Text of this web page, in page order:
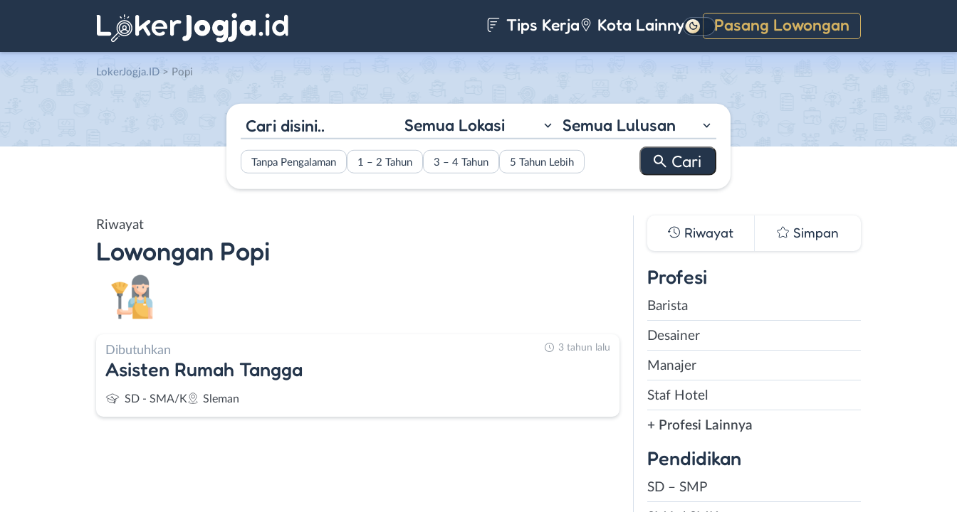
Tips Kerja Kota Lainnya Pasang Lowongan
Gelap
LokerJogja.ID > Popi
Semua Lokasi Semua Lulusan
Tanpa Pengalaman 1 – 2 Tahun 3 – 4 Tahun 5 Tahun Lebih
Riwayat
Lowongan Popi
Dibutuhkan
Asisten Rumah Tangga
SD - SMA/K Sleman
3 tahun lalu
Riwayat Simpan
Profesi
Barista
Desainer
Manajer
Staf Hotel
+ Profesi Lainnya
Pendidikan
SD – SMP